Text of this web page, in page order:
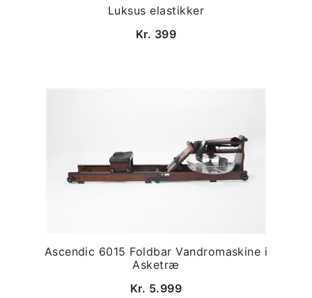
Luksus elastikker
Kr. 399
Ascendic 6015 Foldbar Vandromaskine i
Asketræ
Kr. 5.999